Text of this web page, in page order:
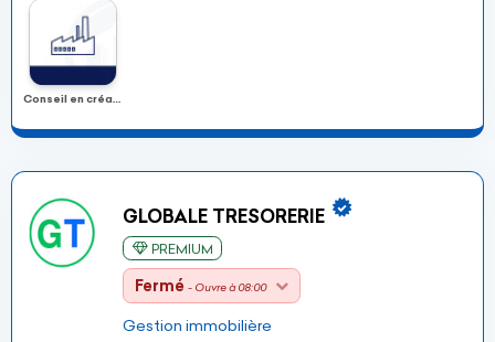
Conseil en création et en place de projet industriel
GLOBALE TRESORERIE
PREMIUM
Fermé - Ouvre à 08:00
Gestion immobilière